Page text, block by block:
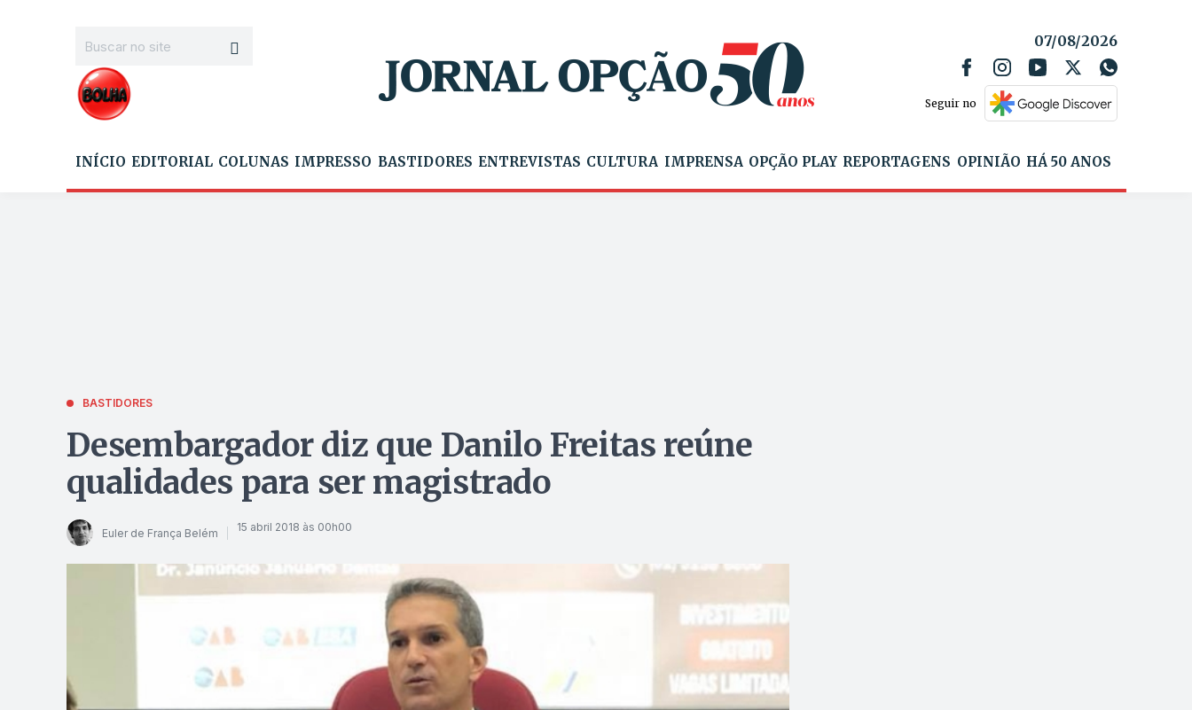
07/08/2026
Seguir no
INÍCIO EDITORIAL COLUNAS IMPRESSO BASTIDORES ENTREVISTAS CULTURA IMPRENSA OPÇÃO PLAY REPORTAGENS OPINIÃO HÁ 50 ANOS
BASTIDORES
Desembargador diz que Danilo Freitas reúne
qualidades para ser magistrado
Euler de França Belém 15 abril 2018 às 00h00